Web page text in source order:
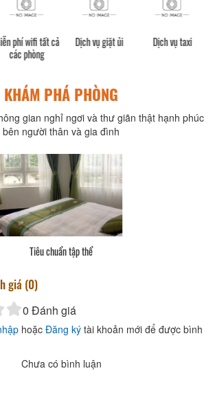
phí wifi tất cả
các phòng
Dịch vụ giặt ủi Dịch vụ taxi
KHÁM PHÁ PHÒNG
gian nghỉ ngơi và thư giãn thật hạnh phúc
bên người thân và gia đình
Tiêu chuẩn tập thể
giá (0)
0 Đánh giá
hoặc Đăng ký tài khoản mới để được bình
Chưa có bình luận